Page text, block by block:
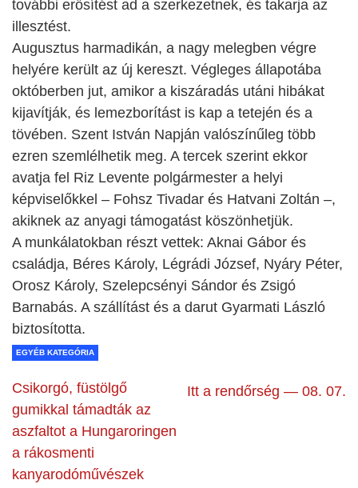
további erősítést ad a szerkezetnek, és takarja az
illesztést.
Augusztus harmadikán, a nagy melegben végre
helyére került az új kereszt. Végleges állapotába
októberben jut, amikor a kiszáradás utáni hibákat
kijavítják, és lemezborítást is kap a tetején és a
tövében. Szent István Napján valószínűleg több
ezren szemlélhetik meg. A tercek szerint ekkor
avatja fel Riz Levente polgármester a helyi
képviselőkkel – Fohsz Tivadar és Hatvani Zoltán –,
akiknek az anyagi támogatást köszönhetjük.
A munkálatokban részt vettek: Aknai Gábor és
családja, Béres Károly, Légrádi József, Nyáry Péter,
Orosz Károly, Szelepcsényi Sándor és Zsigó
Barnabás. A szállítást és a darut Gyarmati László
biztosította.
EGYÉB KATEGÓRIA
Csikorgó, füstölgő
gumikkal támadták az
aszfaltot a Hungaroringen
a rákosmenti
kanyarodóművészek
Itt a rendőrség — 08. 07.